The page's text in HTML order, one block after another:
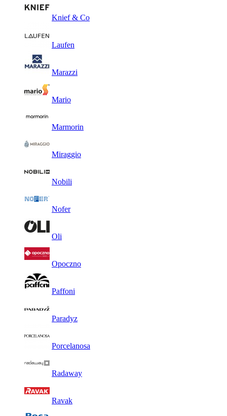
Knief & Co
Laufen
Marazzi
Mario
Marmorin
Miraggio
Nobili
Nofer
Oli
Opoczno
Paffoni
Paradyz
Porcelanosa
Radaway
Ravak